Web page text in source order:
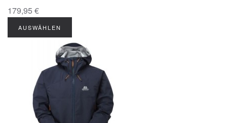
179,95 €
AUSWÄHLEN